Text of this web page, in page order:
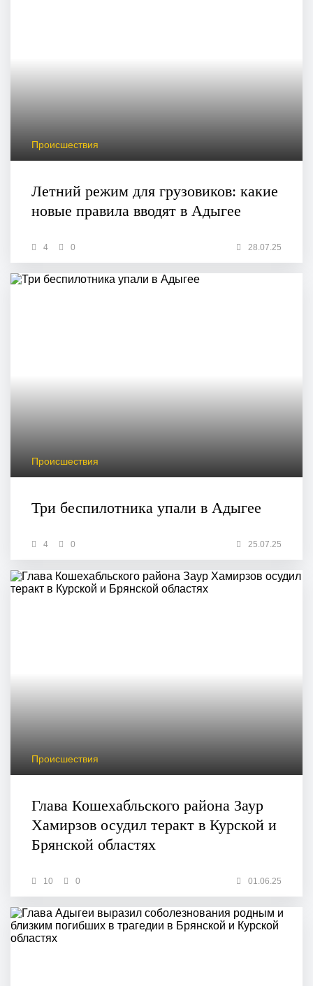
Происшествия
Летний режим для грузовиков: какие
новые правила вводят в Адыгее
4 0 28.07.25
Происшествия
Три беспилотника упали в Адыгее
4 0 25.07.25
Происшествия
Глава Кошехабльского района Заур
Хамирзов осудил теракт в Курской и
Брянской областях
10 0 01.06.25